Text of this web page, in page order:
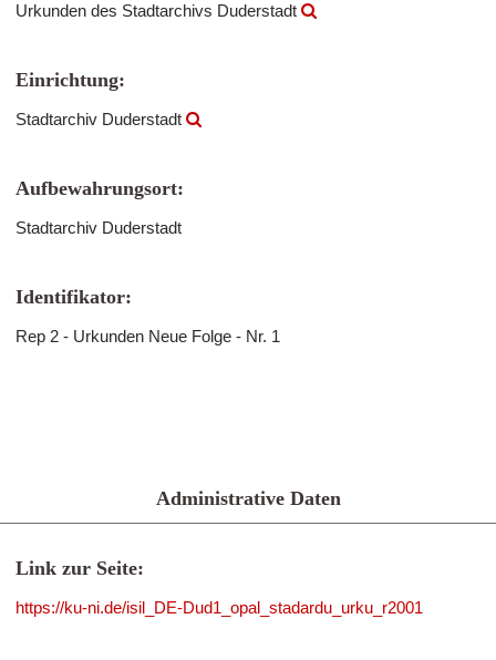
Urkunden des Stadtarchivs Duderstadt
Einrichtung:
Stadtarchiv Duderstadt
Aufbewahrungsort:
Stadtarchiv Duderstadt
Identifikator:
Rep 2 - Urkunden Neue Folge - Nr. 1
Administrative Daten
Link zur Seite:
https://ku-ni.de/isil_DE-Dud1_opal_stadardu_urku_r2001